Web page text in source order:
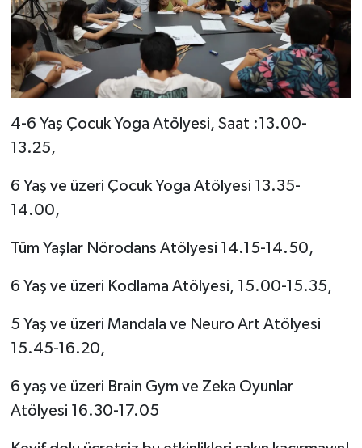
4-6 Yaş Çocuk Yoga Atölyesi, Saat :13.00-
13.25,
6 Yaş ve üzeri Çocuk Yoga Atölyesi 13.35-
14.00,
Tüm Yaşlar Nörodans Atölyesi 14.15-14.50,
6 Yaş ve üzeri Kodlama Atölyesi, 15.00-15.35,
5 Yaş ve üzeri Mandala ve Neuro Art Atölyesi
15.45-16.20,
6 yaş ve üzeri Brain Gym ve Zeka Oyunlar
Atölyesi 16.30-17.05